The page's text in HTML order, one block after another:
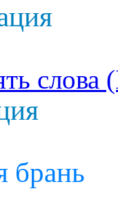
слова
брань